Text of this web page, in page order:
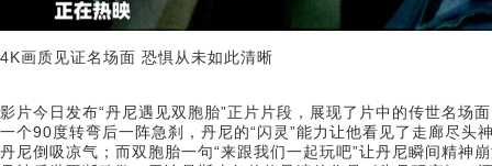
4K画质见证名场面 恐惧从未如此清晰
影片今日发布“丹尼遇见双胞胎”正片片段，展现了片中的传世名场
一个90度转弯后一阵急刹，丹尼的“闪灵”能力让他看见了走廊尽头
丹尼倒吸凉气；而双胞胎一句“来跟我们一起玩吧”让丹尼瞬间精